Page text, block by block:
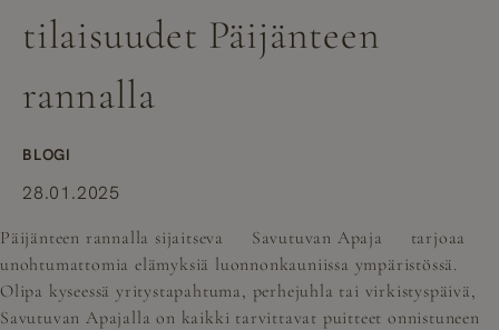
tilaisuudet Päijänteen
rannalla
BLOGI
28.01.2025
Päijänteen rannalla sijaitseva Savutuvan Apaja
tarjoaa
unohtumattomia elämyksiä luonnonkauniissa ympäristössä.
Olipa kyseessä yritystapahtuma, perhejuhla tai virkistyspäivä,
Savutuvan Apajalla on kaikki tarvittavat puitteet onnistuneen